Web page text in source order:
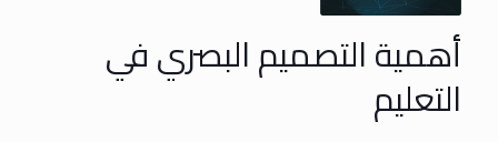
أهمية التصميم البصري في
التعليم